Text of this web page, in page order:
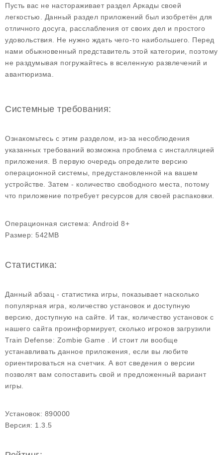
Пусть вас не настораживает раздел Аркады своей
легкостью. Данный раздел приложений был изобретён для
отличного досуга, расслабления от своих дел и простого
удовольствия. Не нужно ждать чего-то наибольшего. Перед
нами обыкновенный представитель этой категории, поэтому
не раздумывая погружайтесь в вселенную развлечений и
авантюризма.
Системные требования:
Ознакомьтесь с этим разделом, из-за несоблюдения
указанных требований возможна проблема с инсталляцией
приложения. В первую очередь определите версию
операционной системы, предустановленной на вашем
устройстве. Затем - количество свободного места, потому
что приложение потребует ресурсов для своей распаковки.
Операционная система: Android 8+
Размер: 542MB
Статистика:
Данный абзац - статистика игры, показывает насколько
популярная игра, количество установок и доступную
версию, доступную на сайте. И так, количество установок с
нашего сайта проинформирует, сколько игроков загрузили
Train Defense: Zombie Game . И стоит ли вообще
устанавливать данное приложения, если вы любите
ориентироваться на счетчик. А вот сведения о версии
позволят вам сопоставить свой и предложенный вариант
игры.
Установок: 890000
Версия: 1.3.5